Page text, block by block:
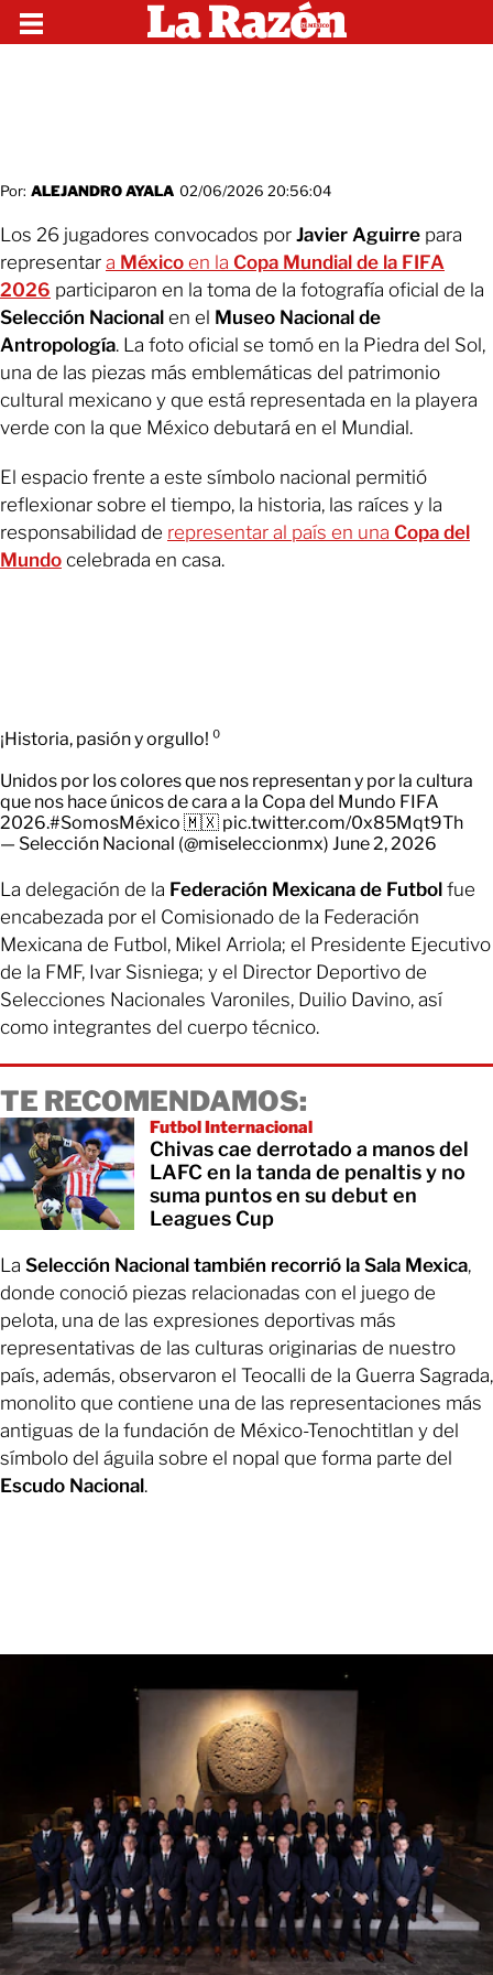
Por: ALEJANDRO AYALA 02/06/2026 20:56:04
Los 26 jugadores convocados por Javier Aguirre para
representar a México en la Copa Mundial de la FIFA
2026 participaron en la toma de la fotografía oficial de la
Selección Nacional en el Museo Nacional de
Antropología. La foto oficial se tomó en la Piedra del Sol,
una de las piezas más emblemáticas del patrimonio
cultural mexicano y que está representada en la playera
verde con la que México debutará en el Mundial.
El espacio frente a este símbolo nacional permitió
reflexionar sobre el tiempo, la historia, las raíces y la
responsabilidad de representar al país en una Copa del
Mundo celebrada en casa.
¡Historia, pasión y orgullo! ⁰
Unidos por los colores que nos representan y por la cultura
que nos hace únicos de cara a la Copa del Mundo FIFA
2026.#SomosMéxico 🇲🇽 pic.twitter.com/0x85Mqt9Th
— Selección Nacional (@miseleccionmx) June 2, 2026
La delegación de la Federación Mexicana de Futbol fue
encabezada por el Comisionado de la Federación
Mexicana de Futbol, Mikel Arriola; el Presidente Ejecutivo
de la FMF, Ivar Sisniega; y el Director Deportivo de
Selecciones Nacionales Varoniles, Duilio Davino, así
como integrantes del cuerpo técnico.
TE RECOMENDAMOS:
Futbol Internacional
Chivas cae derrotado a manos del
LAFC en la tanda de penaltis y no
suma puntos en su debut en
Leagues Cup
La Selección Nacional también recorrió la Sala Mexica,
donde conoció piezas relacionadas con el juego de
pelota, una de las expresiones deportivas más
representativas de las culturas originarias de nuestro
país, además, observaron el Teocalli de la Guerra Sagrada,
monolito que contiene una de las representaciones más
antiguas de la fundación de México-Tenochtitlan y del
símbolo del águila sobre el nopal que forma parte del
Escudo Nacional.